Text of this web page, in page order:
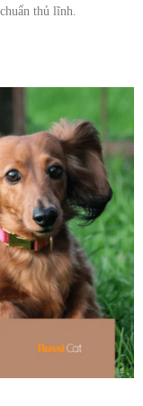
thủ lĩnh.